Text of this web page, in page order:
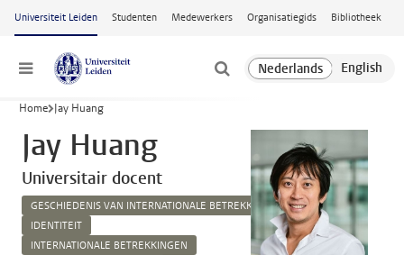
Ga naar hoofdinhoud
Universiteit Leiden Studenten Medewerkers Organisatiegids Bibliotheek
Menu
Home Jay Huang
Jay Huang
Universitair docent
GESCHIEDENIS VAN INTERNATIONALE BETREKKINGEN
IDENTITEIT
INTERNATIONALE BETREKKINGEN